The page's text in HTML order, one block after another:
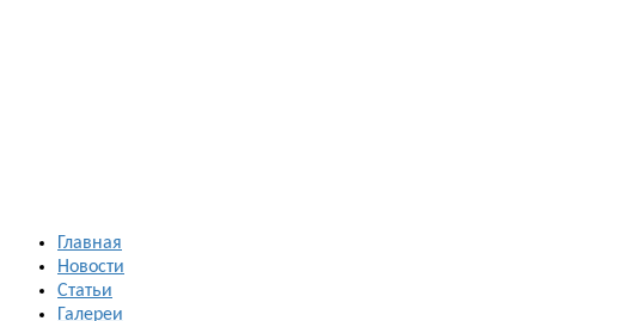
Главная
Новости
Статьи
Галереи